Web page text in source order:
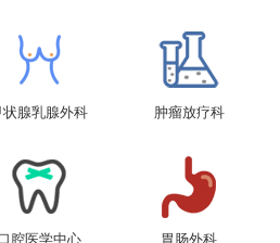
状腺乳腺外科 肿瘤放疗科
腔医学中心 胃肠外科